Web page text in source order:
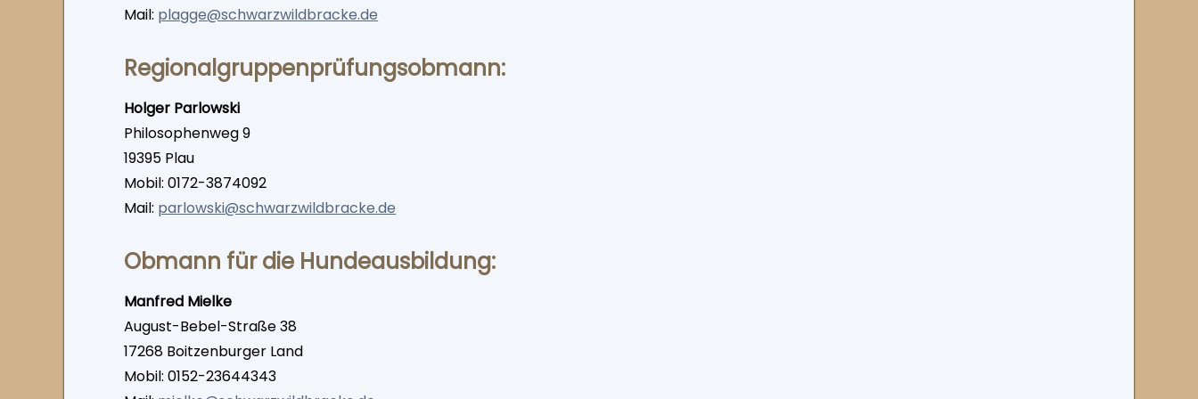
Mail: plagge@schwarzwildbracke.de
Regional­gruppen­prüfungs­obmann:
Holger Parlowski
Philosophenweg 9
19395 Plau
Mobil: 0172-3874092
Mail: parlowski@schwarzwildbracke.de
Obmann für die Hunde­ausbildung:
Manfred Mielke
August-Bebel-Straße 38
17268 Boitzenburger Land
Mobil: 0152-23644343